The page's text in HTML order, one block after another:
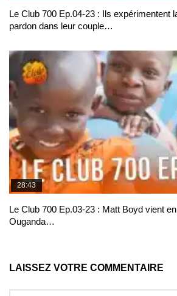
Le Club 700 Ep.04-23 : Ils expérimentent
pardon dans leur couple…
28:43
Le Club 700 Ep.03-23 : Matt Boyd vient
Ouganda…
LAISSEZ VOTRE COMMENTAIRE